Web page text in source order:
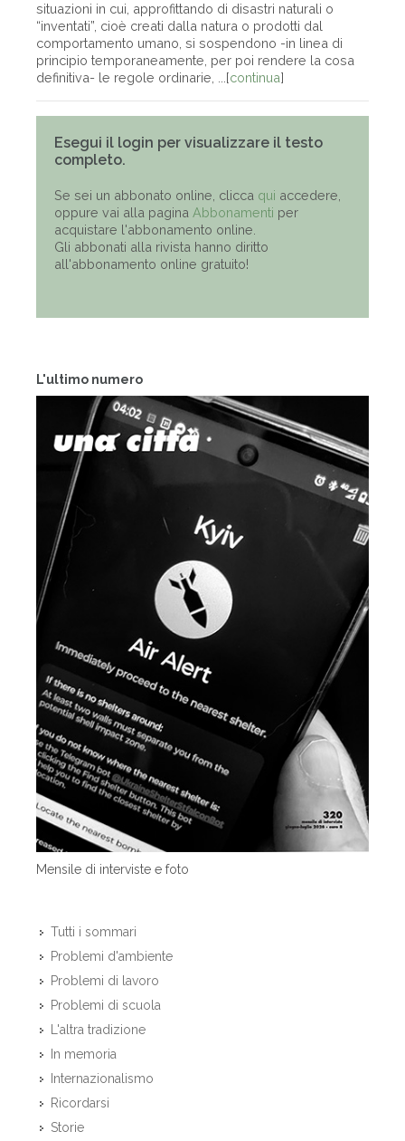
L'ultimo numero
Mensile di interviste e foto
Tutti i sommari
Problemi d'ambiente
Problemi di lavoro
Problemi di scuola
L'altra tradizione
In memoria
Internazionalismo
Ricordarsi
Storie
situazioni in cui, approfittando di disastri naturali o
“inventati”, cioè creati dalla natura o prodotti dal
comportamento umano, si sospendono -in linea di
principio temporaneamente, per poi rendere la cosa
definitiva- le regole ordinarie, ...[continua]
Esegui il login per visualizzare il testo
completo.
Se sei un abbonato online, clicca qui accedere,
oppure vai alla pagina Abbonamenti per
acquistare l'abbonamento online.
Gli abbonati alla rivista hanno diritto
all'abbonamento online gratuito!